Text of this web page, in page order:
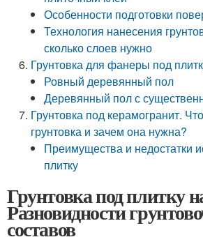
Особенности подготовки
Технология нанесения
сколько слоев нужно
Грунтовка для фанеры под
Ровный деревянный пол
Деревянный пол с
Грунтовка под керамогранит.
грунтовка и зачем она нужна?
Преимущества и недостатки
плитку
Грунтовка под плитку
Разновидности
составов